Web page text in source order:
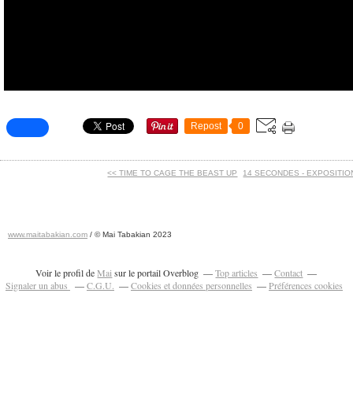
Repost 0
<< TIME TO CAGE THE BEAST UP 14 SECONDES -
www.maitabakian.com / © Mai Tabakian 2023
Voir le profil deMai sur le portail Overblog Top articles
Contact
Signaler un abus
C.G.U. Cookies et données personnelles Préférences cookies